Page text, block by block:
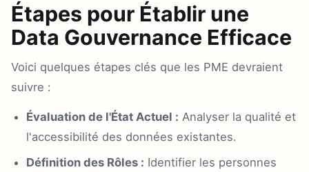
Étapes pour Établir une
Data Gouvernance Efficace
Voici quelques étapes clés que les PME devraient
suivre :
Évaluation de l'État Actuel : Analyser la qualité et
l'accessibilité des données existantes.
Définition des Rôles : Identifier les personnes